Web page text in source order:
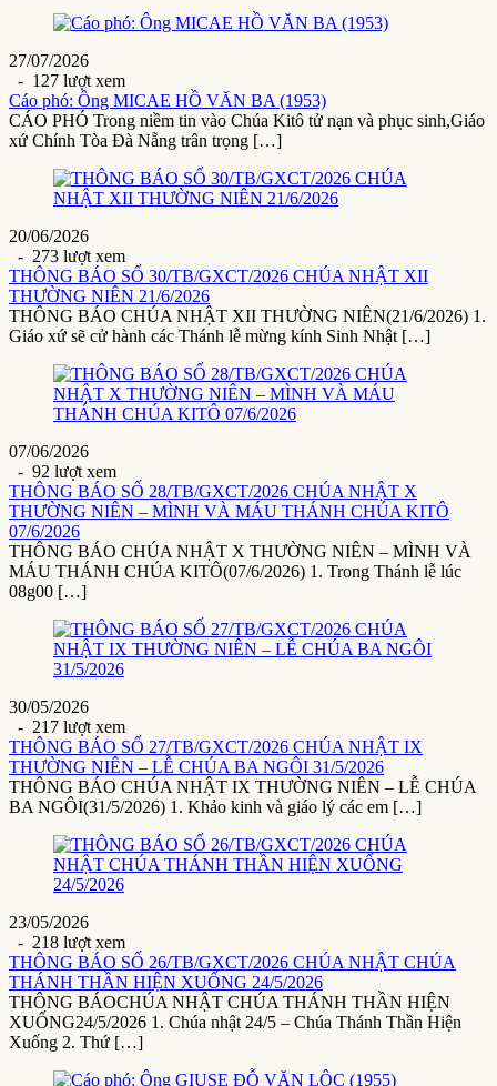
27/07/2026
- 127 lượt xem
Cáo phó: Ông MICAE HỒ VĂN BA (1953)
CÁO PHÓ Trong niềm tin vào Chúa Kitô tử nạn và phục sinh,Giáo
xứ Chính Tòa Đà Nẵng trân trọng […]
20/06/2026
- 273 lượt xem
THÔNG BÁO SỐ 30/TB/GXCT/2026 CHÚA NHẬT XII
THƯỜNG NIÊN 21/6/2026
THÔNG BÁO CHÚA NHẬT XII THƯỜNG NIÊN(21/6/2026) 1.
Giáo xứ sẽ cử hành các Thánh lễ mừng kính Sinh Nhật […]
07/06/2026
- 92 lượt xem
THÔNG BÁO SỐ 28/TB/GXCT/2026 CHÚA NHẬT X
THƯỜNG NIÊN – MÌNH VÀ MÁU THÁNH CHÚA KITÔ
07/6/2026
THÔNG BÁO CHÚA NHẬT X THƯỜNG NIÊN – MÌNH VÀ
MÁU THÁNH CHÚA KITÔ(07/6/2026) 1. Trong Thánh lễ lúc
08g00 […]
30/05/2026
- 217 lượt xem
THÔNG BÁO SỐ 27/TB/GXCT/2026 CHÚA NHẬT IX
THƯỜNG NIÊN – LỄ CHÚA BA NGÔI 31/5/2026
THÔNG BÁO CHÚA NHẬT IX THƯỜNG NIÊN – LỄ CHÚA
BA NGÔI(31/5/2026) 1. Khảo kinh và giáo lý các em […]
23/05/2026
- 218 lượt xem
THÔNG BÁO SỐ 26/TB/GXCT/2026 CHÚA NHẬT CHÚA
THÁNH THẦN HIỆN XUỐNG 24/5/2026
THÔNG BÁOCHÚA NHẬT CHÚA THÁNH THẦN HIỆN
XUỐNG24/5/2026 1. Chúa nhật 24/5 – Chúa Thánh Thần Hiện
Xuống 2. Thứ […]